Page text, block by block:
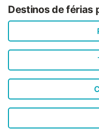
Destinos de férias